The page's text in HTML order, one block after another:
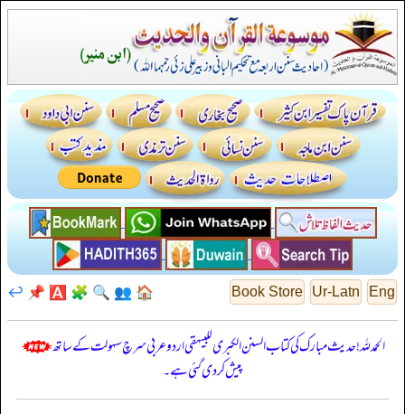
Eng
Ur-Latn
Book Store
🏠
👥
🔍
🧩
🅰️
📌
↩️
الحمدللہ! حدیث مبارک کی کتاب السنن الكبرى للبيهقي اردو عربی سرچ سہولت کے ساتھ
پیش کر دی گئی ہے۔